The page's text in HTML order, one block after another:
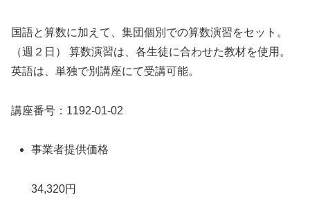
国語と算数に加えて、集団個別での算数演習をセット。
（週２日） 算数演習は、各生徒に合わせた教材を使用。
英語は、単独で別講座にて受講可能。
講座番号：1192-01-02
事業者提供価格
34,320円